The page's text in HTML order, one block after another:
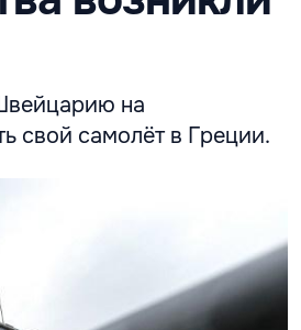
на
свой самолёт в Греции.